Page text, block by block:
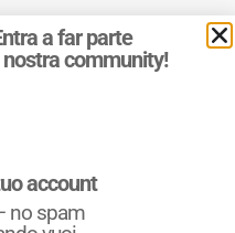
03921390245
|Cookie Policy
a far parte
community!
account
no spam